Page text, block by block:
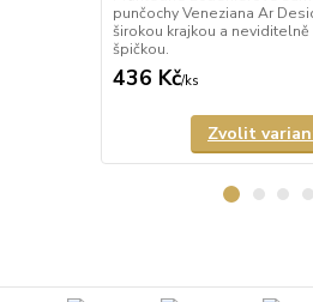
punčochy Veneziana Ar
širokou krajkou a
špičkou.
436 Kč/ks
Zvolit